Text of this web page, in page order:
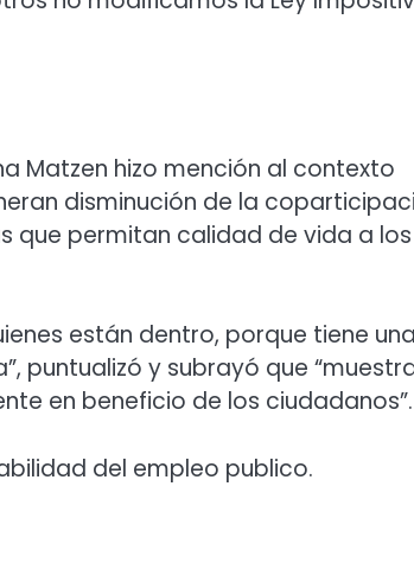
Matzen hizo mención al contexto
disminución de la
que permitan calidad de vida a los
están dentro, porque tiene
puntualizó y subrayó que
en beneficio de los ciudadanos”.
del empleo publico.